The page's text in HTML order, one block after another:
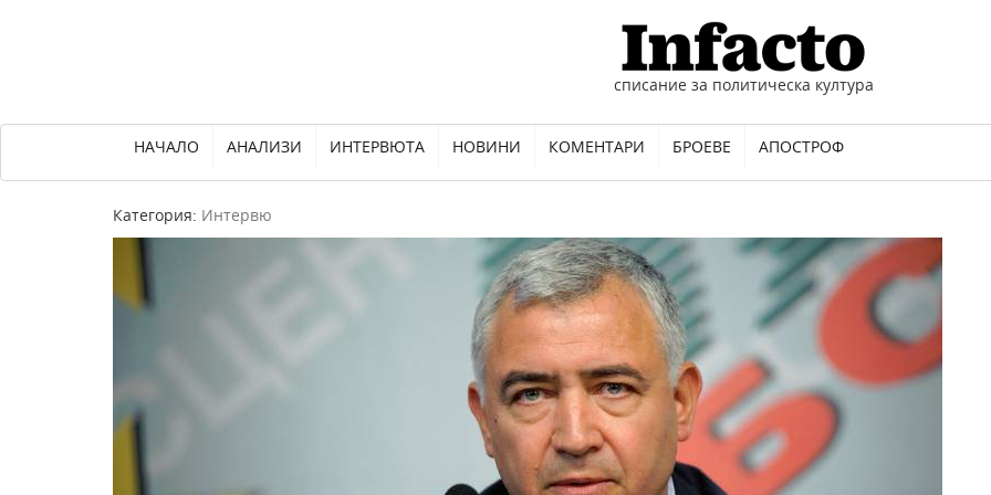
списание за политическа култура
НАЧАЛО АНАЛИЗИ ИНТЕРВЮТА НОВИНИ КОМЕНТАРИ БРОЕВЕ АПОСТРОФ
Категория: Интервю